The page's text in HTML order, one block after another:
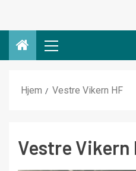
Hjem Vestre Vikern HF
Vestre Vikern